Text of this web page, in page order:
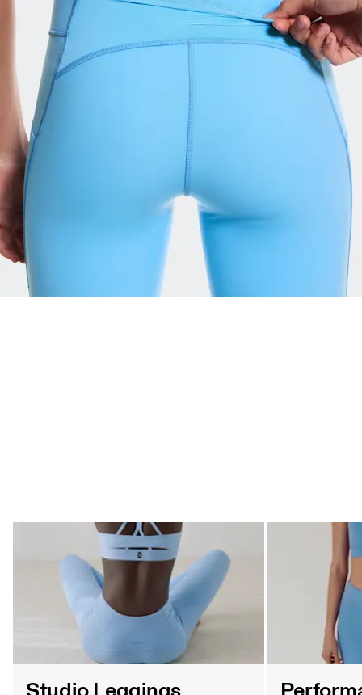
Compara nuestras mallas